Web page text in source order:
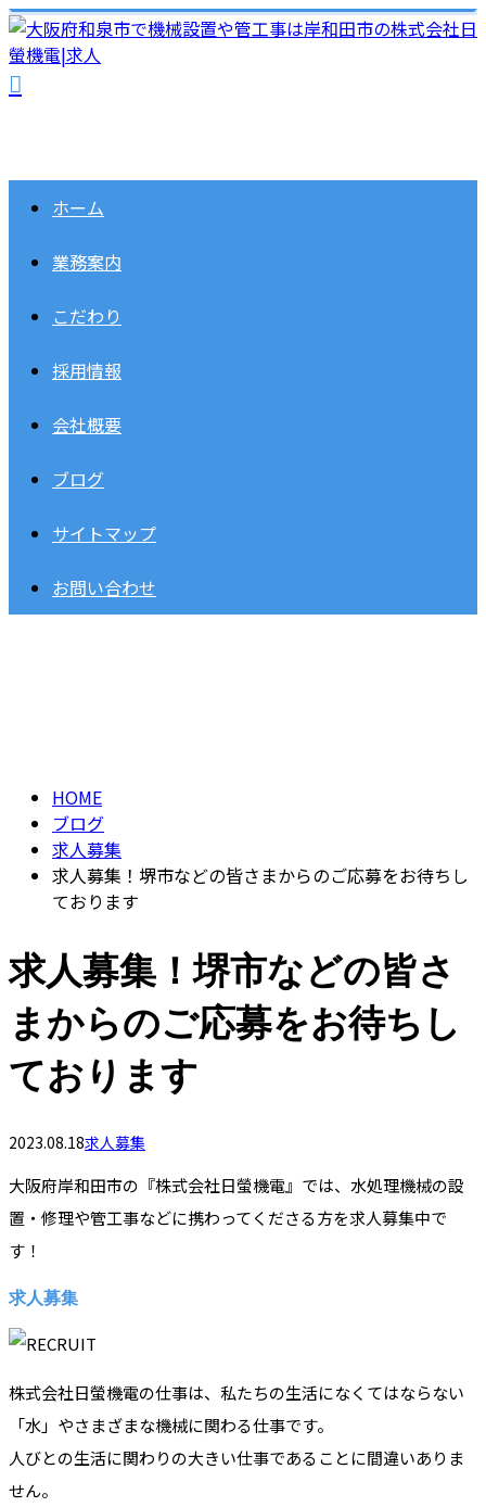
ホーム
業務案内
こだわり
採用情報
会社概要
ブログ
サイトマップ
お問い合わせ
HOME
ブログ
求人募集
求人募集！堺市などの皆さまからのご応募をお待ちし
ております
求人募集！堺市などの皆さ
まからのご応募をお待ちし
ております
2023.08.18求人募集
大阪府岸和田市の『株式会社日螢機電』では、水処理機械の設
置・修理や管工事などに携わってくださる方を求人募集中で
す！
求人募集
株式会社日螢機電の仕事は、私たちの生活になくてはならない
「水」やさまざまな機械に関わる仕事です。
人びとの生活に関わりの大きい仕事であることに間違いありま
せん。